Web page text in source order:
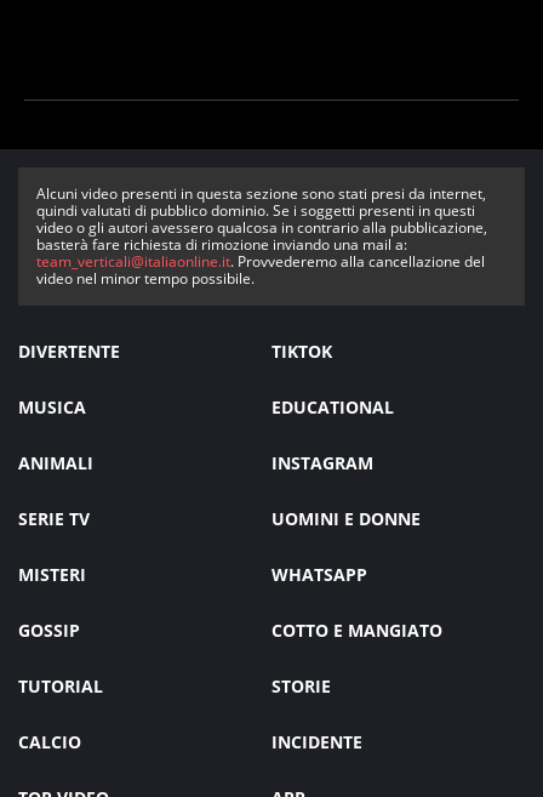
Alcuni video presenti in questa sezione sono stati presi da internet,
quindi valutati di pubblico dominio. Se i soggetti presenti in questi
video o gli autori avessero qualcosa in contrario alla pubblicazione,
basterà fare richiesta di rimozione inviando una mail a:
team_verticali@italiaonline.it. Provvederemo alla cancellazione del
video nel minor tempo possibile.
DIVERTENTE TIKTOK
MUSICA EDUCATIONAL
ANIMALI INSTAGRAM
SERIE TV UOMINI E DONNE
MISTERI WHATSAPP
GOSSIP COTTO E MANGIATO
TUTORIAL STORIE
CALCIO INCIDENTE